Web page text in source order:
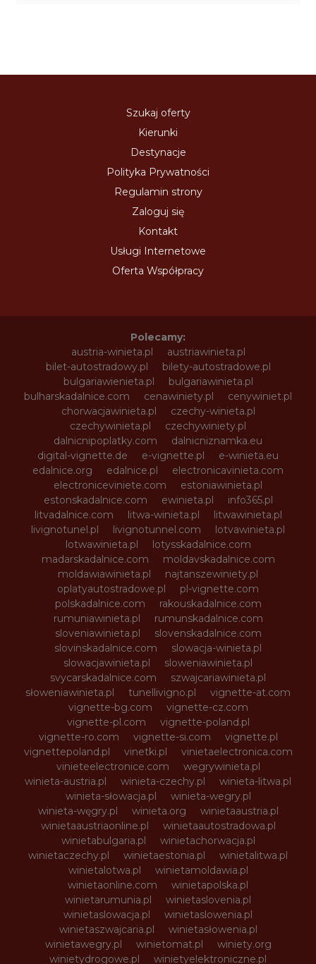
Szukaj oferty
Kierunki
Destynacje
Polityka Prywatności
Regulamin strony
Zaloguj się
Kontakt
Usługi Internetowe
Oferta Współpracy
Polecamy:
austria-winieta.pl
austriawinieta.pl
bilet-autostradowy.pl
bilety-autostradowe.pl
bulgariawienieta.pl
bulgariawinieta.pl
bulharskadalnice.com
cenawiniety.pl
cenywiniet.pl
chorwacjawinieta.pl
czechy-winieta.pl
czechywinieta.pl
czechywiniety.pl
dalnicnipoplatky.com
dalnicniznamka.eu
digital-vignette.de
e-vignette.pl
e-winieta.eu
edalnice.org
edalnice.pl
electronicavinieta.com
electroniceviniete.com
estoniawinieta.pl
estonskadalnice.com
ewinieta.pl
info365.pl
litvadalnice.com
litwa-winieta.pl
litwawinieta.pl
livignotunel.pl
livignotunnel.com
lotvawinieta.pl
lotwawinieta.pl
lotysskadalnice.com
madarskadalnice.com
moldavskadalnice.com
moldawiawinieta.pl
najtanszewiniety.pl
oplatyautostradowe.pl
pl-vignette.com
polskadalnice.com
rakouskadalnice.com
rumuniawinieta.pl
rumunskadalnice.com
sloveniawinieta.pl
slovenskadalnice.com
slovinskadalnice.com
slowacja-winieta.pl
slowacjawinieta.pl
sloweniawinieta.pl
svycarskadalnice.com
szwajcariawinieta.pl
słoweniawinieta.pl
tunellivigno.pl
vignette-at.com
vignette-bg.com
vignette-cz.com
vignette-pl.com
vignette-poland.pl
vignette-ro.com
vignette-si.com
vignette.pl
vignettepoland.pl
vinetki.pl
vinietaelectronica.com
vinieteelectronice.com
wegrywinieta.pl
winieta-austria.pl
winieta-czechy.pl
winieta-litwa.pl
winieta-słowacja.pl
winieta-wegry.pl
winieta-węgry.pl
winieta.org
winietaaustria.pl
winietaaustriaonline.pl
winietaautostradowa.pl
winietabulgaria.pl
winietachorwacja.pl
winietaczechy.pl
winietaestonia.pl
winietalitwa.pl
winietalotwa.pl
winietamoldawia.pl
winietaonline.com
winietapolska.pl
winietarumunia.pl
winietaslovenia.pl
winietaslowacja.pl
winietaslowenia.pl
winietaszwajcaria.pl
winietasłowenia.pl
winietawegry.pl
winietomat.pl
winiety.org
winietydrogowe.pl
winietyelektroniczne.pl